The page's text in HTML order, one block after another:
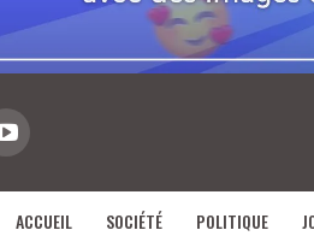
ACCUEIL SOCIÉTÉ POLITIQUE